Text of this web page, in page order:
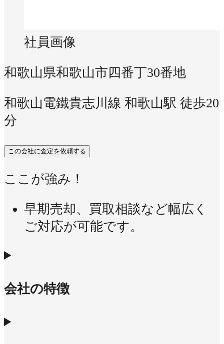
社員画像
和歌山県和歌山市四番丁30番地
和歌山電鐵貴志川線 和歌山駅 徒歩20
分
この会社に査定を依頼する
ここが強み！
早期売却、買取相談など幅広く
ご対応が可能です。
会社の特徴